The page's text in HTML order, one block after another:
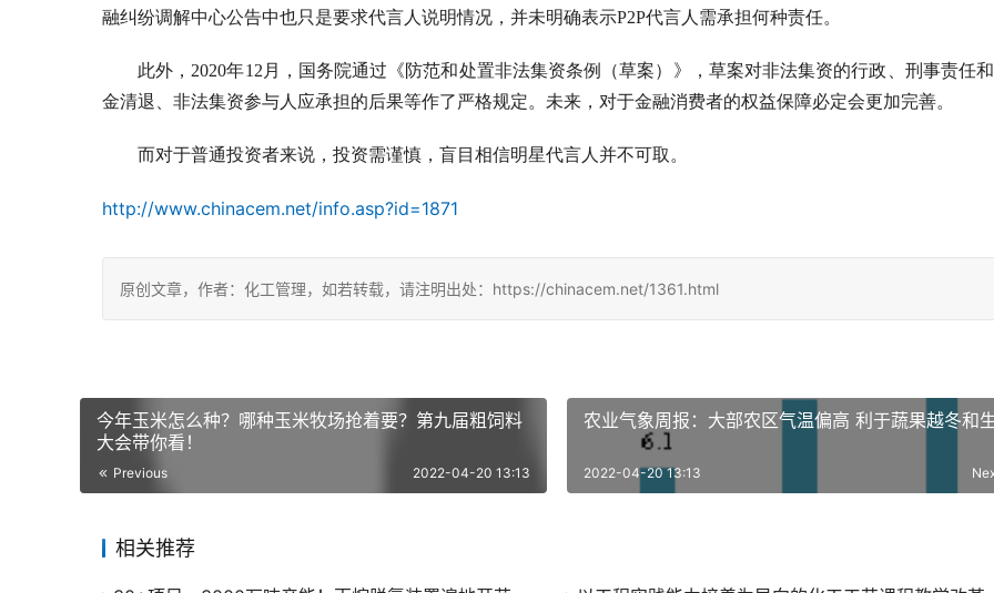
融纠纷调解中心公告中也只是要求代言人说明情况，并未明确表示P2P代言人需承担何种责任。
此外，2020年12月，国务院通过《防范和处置非法集资条例（草案）》，草案对非法集资的行政、刑事责任
金清退、非法集资参与人应承担的后果等作了严格规定。未来，对于金融消费者的权益保障必定会更加完善。
而对于普通投资者来说，投资需谨慎，盲目相信明星代言人并不可取。
http://www.chinacem.net/info.asp?id=1871
原创文章，作者：化工管理，如若转载，请注明出处：https://chinacem.net/1361.html
今年玉米怎么种？哪种玉米牧场抢着要？第九届粗饲料
大会带你看！
Previous 2022-04-20 13:13
农业气象周报：大部农区气温偏高 利于蔬果越冬和
2022-04-20 13:13
相关推荐